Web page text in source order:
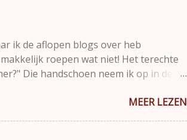
ik de aflopen blogs over heb
roepen wat niet! Het terechte
Die handschoen neem ik op in deze
wat als we trainingen nu eens zoMEER LEZEN